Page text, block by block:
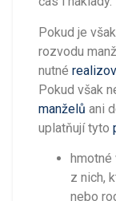
Pokud je
rozvodu
nutné
Pokud však
manželů ani
uplatňují tyto
hmotné
z nich,
nebo